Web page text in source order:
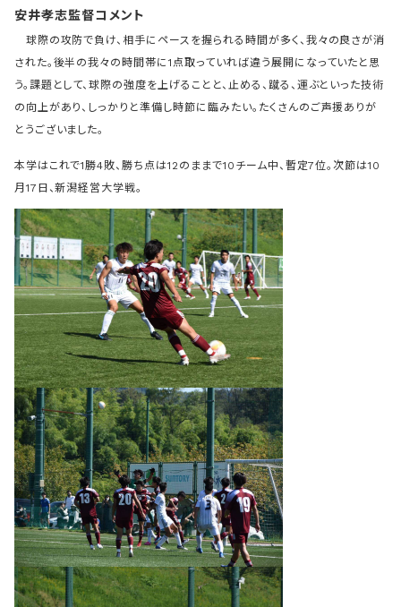
安井孝志監督コメント
球際の攻防で負け、相手にペースを握られる時間が多く、我々の良さが消
された。後半の我々の時間帯に1点取っていれば違う展開になっていたと思
う。課題として、球際の強度を上げることと、止める、蹴る、運ぶといった技術
の向上があり、しっかりと準備し時節に臨みたい。たくさんのご声援ありが
とうございました。
本学はこれで1勝4敗、勝ち点は12のままで10チーム中、暫定7位。次節は10
月17日、新潟経営大学戦。